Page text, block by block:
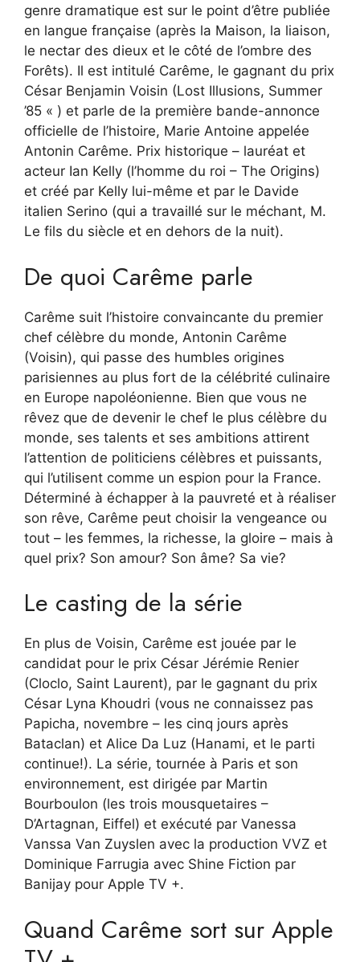
genre dramatique est sur le point d’être publiée
en langue française (après la Maison, la liaison,
le nectar des dieux et le côté de l’ombre des
Forêts). Il est intitulé Carême, le gagnant du prix
César Benjamin Voisin (Lost Illusions, Summer
’85 « ) et parle de la première bande-annonce
officielle de l’histoire, Marie Antoine appelée
Antonin Carême. Prix ​​historique – lauréat et
acteur Ian Kelly (l’homme du roi – The Origins)
et créé par Kelly lui-même et par le Davide
italien Serino (qui a travaillé sur le méchant, M.
Le fils du siècle et en dehors de la nuit).
De quoi Carême parle
Carême suit l’histoire convaincante du premier
chef célèbre du monde, Antonin Carême
(Voisin), qui passe des humbles origines
parisiennes au plus fort de la célébrité culinaire
en Europe napoléonienne. Bien que vous ne
rêvez que de devenir le chef le plus célèbre du
monde, ses talents et ses ambitions attirent
l’attention de politiciens célèbres et puissants,
qui l’utilisent comme un espion pour la France.
Déterminé à échapper à la pauvreté et à réaliser
son rêve, Carême peut choisir la vengeance ou
tout – les femmes, la richesse, la gloire – mais à
quel prix? Son amour? Son âme? Sa vie?
Le casting de la série
En plus de Voisin, Carême est jouée par le
candidat pour le prix César Jérémie Renier
(Cloclo, Saint Laurent), par le gagnant du prix
César Lyna Khoudri (vous ne connaissez pas
Papicha, novembre – les cinq jours après
Bataclan) et Alice Da Luz (Hanami, et le parti
continue!). La série, tournée à Paris et son
environnement, est dirigée par Martin
Bourboulon (les trois mousquetaires –
D’Artagnan, Eiffel) et exécuté par Vanessa
Vanssa Van Zuyslen avec la production VVZ et
Dominique Farrugia avec Shine Fiction par
Banijay pour Apple TV +.
Quand Carême sort sur Apple